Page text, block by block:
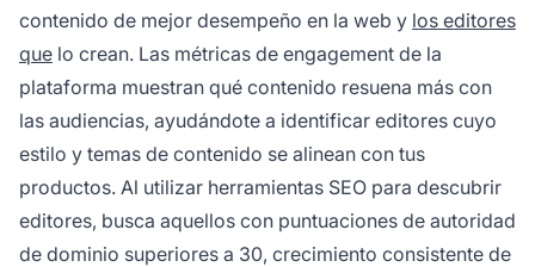
contenido de mejor desempeño en la web y los editores
que lo crean. Las métricas de engagement de la
plataforma muestran qué contenido resuena más con
las audiencias, ayudándote a identificar editores cuyo
estilo y temas de contenido se alinean con tus
productos. Al utilizar herramientas SEO para descubrir
editores, busca aquellos con puntuaciones de autoridad
de dominio superiores a 30, crecimiento consistente de